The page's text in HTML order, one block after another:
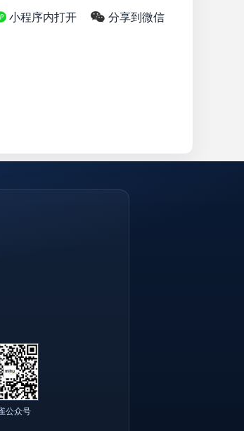
分享到微信
小程序内打开
公众号